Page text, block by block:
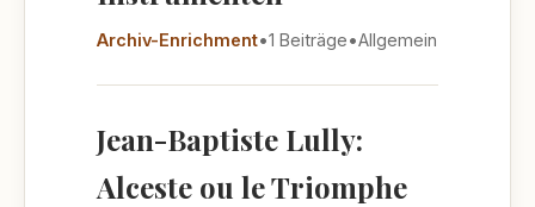
Archiv-Enrichment•1 Beiträge•Allgemein
Jean-Baptiste Lully:
Alceste ou le Triomphe